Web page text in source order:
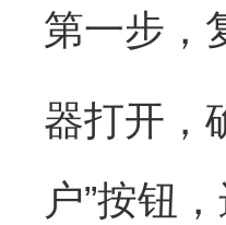
第一步，
器打开，
户”按钮